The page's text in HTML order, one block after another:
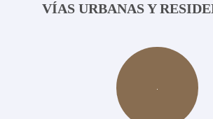
VÍAS URBANAS Y